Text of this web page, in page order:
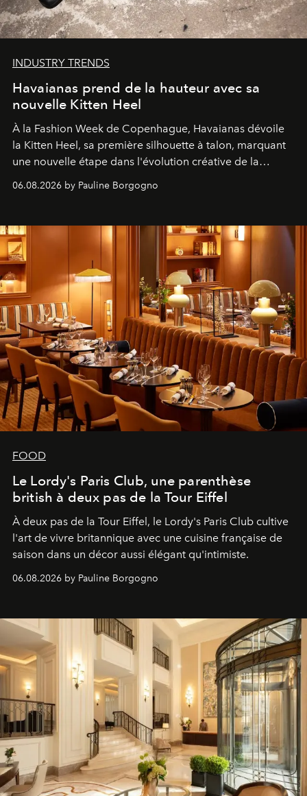
INDUSTRY TRENDS
Havaianas prend de la hauteur avec sa
nouvelle Kitten Heel
À la Fashion Week de Copenhague, Havaianas dévoile
la Kitten Heel, sa première silhouette à talon, marquant
une nouvelle étape dans l'évolution créative de la
06.08.2026 by Pauline Borgogno
FOOD
Le Lordy's Paris Club, une parenthèse
british à deux pas de la Tour Eiffel
À deux pas de la Tour Eiffel, le Lordy's Paris Club cultive
l'art de vivre britannique avec une cuisine française de
saison dans un décor aussi élégant qu'intimiste.
06.08.2026 by Pauline Borgogno